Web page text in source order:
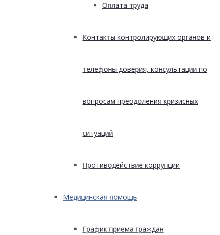
Оплата труда
Контакты контролирующих органов и
телефоны доверия, консультации по
вопросам преодоления кризисных
ситуаций
Противодействие коррупции
Медицинская помощь
График приема граждан